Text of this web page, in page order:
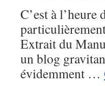
C’est à
Extrait du
un blog
évidemment …